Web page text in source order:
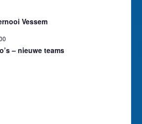
Vessem
– nieuwe teams